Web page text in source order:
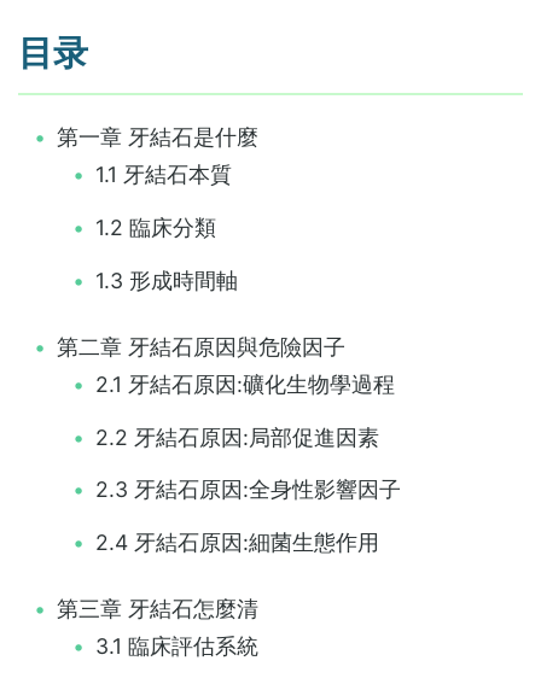
目录
第一章 牙結石是什麼
1.1 牙結石本質
1.2 臨床分類
1.3 形成時間軸
第二章 牙結石原因與危險因子
2.1 牙結石原因:礦化生物學過程
2.2 牙結石原因:局部促進因素
2.3 牙結石原因:全身性影響因子
2.4 牙結石原因:細菌生態作用
第三章 牙結石怎麼清
3.1 臨床評估系統